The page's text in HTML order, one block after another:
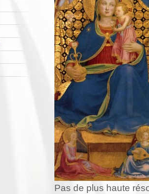
Pas de plus haute